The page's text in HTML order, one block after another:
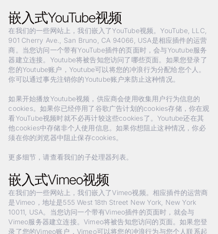
嵌入式YouTube视频
在我们的一些网站上，我们嵌入了YouTube视频。YouTube, LLC,
901 Cherry Ave., San Bruno, CA 94066, USA是相应插件的运营
商。当您访问一个带有YouTube插件的页面时，会与Youtube服务
器建立连接。Youtube将被告知您访问了哪些页面。如果您登录了
您的Youtube账户，Youtube可以将您的冲浪行为分配给您个人。
你可以通过事先注销你的Youtube账户来防止这种情况。
如果开始播放Youtube视频，供应商会使用收集用户行为信息的
cookies。如果你已经停用了谷歌广告计划的cookies存储，你在观
看YouTube视频时就不必再计较这些cookies了。Youtube还在其
他cookies中存储非个人使用信息。如果你想阻止这种情况，你必
须在你的浏览器中阻止保存cookies。
更多细节，请查看我们的子处理器列表。
嵌入式Vimeo视频
在我们的一些网站上，我们嵌入了Vimeo视频。相应插件的运营商
是Vimeo，地址是555 West 18th Street New York, New York
10011, USA。当您访问一个带有Vimeo插件的页面时，就会与
Vimeo服务器建立连接。Vimeo将被告知您访问的页面。如果您登
录了您的Vimeo账户，Vimeo可以将您的冲浪行为与您个人联系起